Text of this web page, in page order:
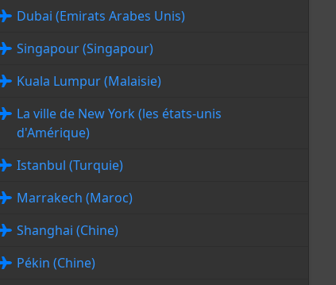
Dubai (Emirats Arabes Unis)
Singapour (Singapour)
Kuala Lumpur (Malaisie)
La ville de New York (les états-unis
d'Amérique)
Istanbul (Turquie)
Marrakech (Maroc)
Shanghai (Chine)
Pékin (Chine)